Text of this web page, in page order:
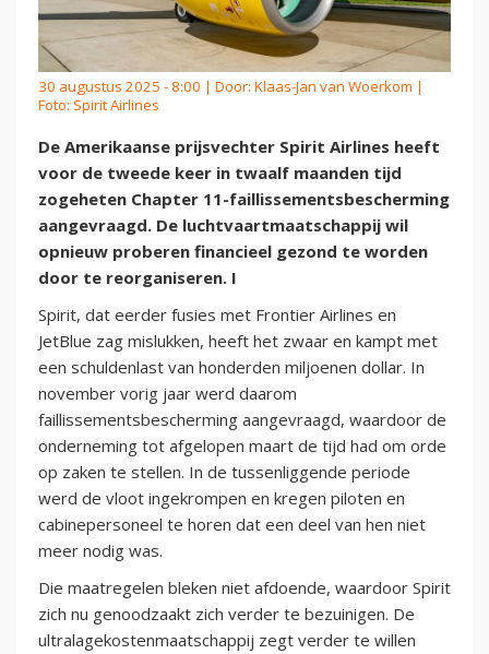
30 augustus 2025 - 8:00 | Door: Klaas-Jan van Woerkom |
Foto: Spirit Airlines
De Amerikaanse prijsvechter Spirit Airlines heeft
voor de tweede keer in twaalf maanden tijd
zogeheten Chapter 11-faillissementsbescherming
aangevraagd. De luchtvaartmaatschappij wil
opnieuw proberen financieel gezond te worden
door te reorganiseren. I
Spirit, dat eerder fusies met Frontier Airlines en
JetBlue zag mislukken, heeft het zwaar en kampt met
een schuldenlast van honderden miljoenen dollar. In
november vorig jaar werd daarom
faillissementsbescherming aangevraagd, waardoor de
onderneming tot afgelopen maart de tijd had om orde
op zaken te stellen. In de tussenliggende periode
werd de vloot ingekrompen en kregen piloten en
cabinepersoneel te horen dat een deel van hen niet
meer nodig was.
Die maatregelen bleken niet afdoende, waardoor Spirit
zich nu genoodzaakt zich verder te bezuinigen. De
ultralagekostenmaatschappij zegt verder te willen